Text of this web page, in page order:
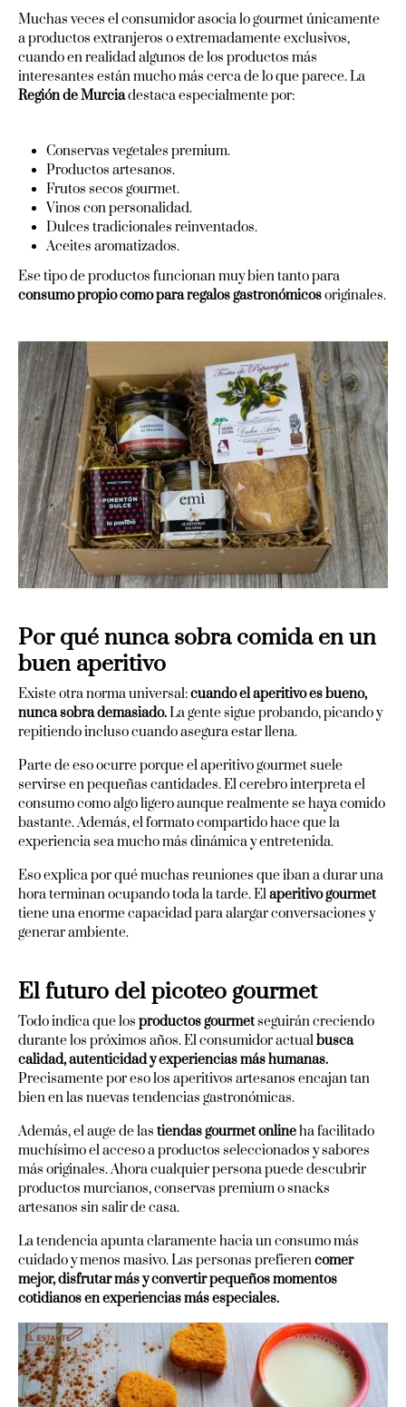
Muchas veces el consumidor asocia lo gourmet únicamente
a productos extranjeros o extremadamente exclusivos,
cuando en realidad algunos de los productos más
interesantes están mucho más cerca de lo que parece. La
Región de Murciadestaca especialmente por:
Conservas vegetales premium.
Productos artesanos.
Frutos secos gourmet.
Vinos con personalidad.
Dulces tradicionales reinventados.
Aceites aromatizados.
Ese tipo de productos funcionan muy bien tanto para
consumo propio como para regalos gastronómicosoriginales.
Por qué nunca sobra comida en un
buen aperitivo
Existe otra norma universal:cuando el aperitivo es bueno,
nunca sobra demasiado.La gente sigue probando, picando y
repitiendo incluso cuando asegura estar llena.
Parte de eso ocurre porque el aperitivo gourmet suele
servirse en pequeñas cantidades. El cerebro interpreta el
consumo como algo ligero aunque realmente se haya comido
bastante. Además, el formato compartido hace que la
experiencia sea mucho más dinámica y entretenida.
Eso explica por qué muchas reuniones que iban a durar una
hora terminan ocupando toda la tarde. Elaperitivo gourmet
tiene una enorme capacidad para alargar conversaciones y
generar ambiente.
El futuro del picoteo gourmet
Todo indica que los productos gourmetseguirán creciendo
durante los próximos años. El consumidor actualbusca
calidad, autenticidad y experiencias más humanas.
Precisamente por eso los aperitivos artesanos encajan tan
bien en las nuevas tendencias gastronómicas.
Además, el auge de las tiendas gourmet onlineha facilitado
muchísimo el acceso a productos seleccionados y sabores
más originales. Ahora cualquier persona puede descubrir
productos murcianos, conservas premium o snacks
artesanos sin salir de casa.
La tendencia apunta claramente hacia un consumo más
cuidado y menos masivo. Las personas prefierencomer
mejor, disfrutar más y convertir pequeños momentos
cotidianos en experiencias más especiales.